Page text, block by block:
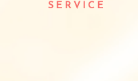
SERVICE